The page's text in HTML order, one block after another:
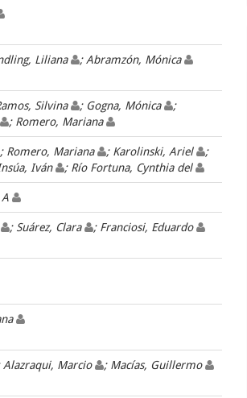
Liliana ; Abramzón, Mónica
Silvina ; Gogna, Mónica
;
; Romero, Mariana
; Romero, Mariana ; Karolinski, Ariel
;
Iván ; Río Fortuna, Cynthia del
; Suárez, Clara ; Franciosi, Eduardo
Alazraqui, Marcio ; Macías, Guillermo